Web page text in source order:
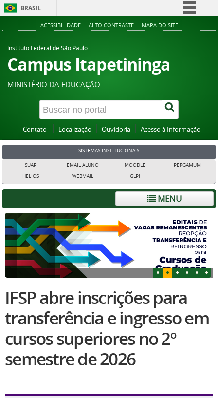
BRASIL
Simplifique!
Acesso à informação
Canais
ACESSIBILIDADE ALTO CONTRASTE MAPA DO SITE
Instituto Federal de São Paulo
Campus Itapetininga
MINISTÉRIO DA EDUCAÇÃO
Contato Localização Ouvidoria Acesso à Informação
SISTEMAS INSTITUCIONAIS
SUAP EMAIL ALUNO MOODLE
PERGAMUM
HELIOS
WEBMAIL GLPI
MENU
IFSP abre inscrições para
transferência e ingresso em
cursos superiores no 2º
semestre de 2026